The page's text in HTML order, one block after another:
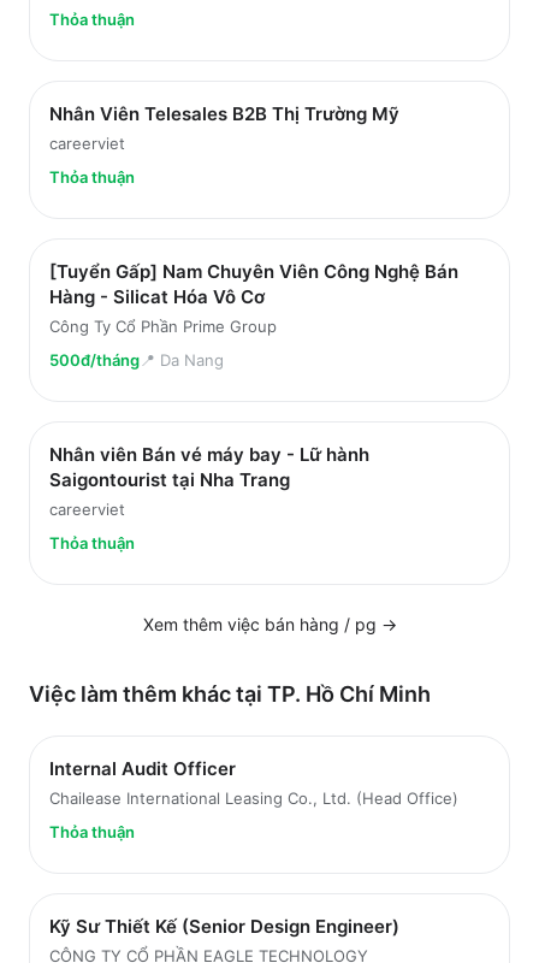
Thỏa thuận
Nhân Viên Telesales B2B Thị Trường Mỹ
careerviet
Thỏa thuận
[Tuyển Gấp] Nam Chuyên Viên Công Nghệ Bán
Hàng - Silicat Hóa Vô Cơ
Công Ty Cổ Phần Prime Group
500đ/tháng📍 Da Nang
Nhân viên Bán vé máy bay - Lữ hành
Saigontourist tại Nha Trang
careerviet
Thỏa thuận
Xem thêm việc bán hàng / pg →
Việc làm thêm khác tại TP. Hồ Chí Minh
Internal Audit Officer
Chailease International Leasing Co., Ltd. (Head Office)
Thỏa thuận
Kỹ Sư Thiết Kế (Senior Design Engineer)
CÔNG TY CỔ PHẦN EAGLE TECHNOLOGY